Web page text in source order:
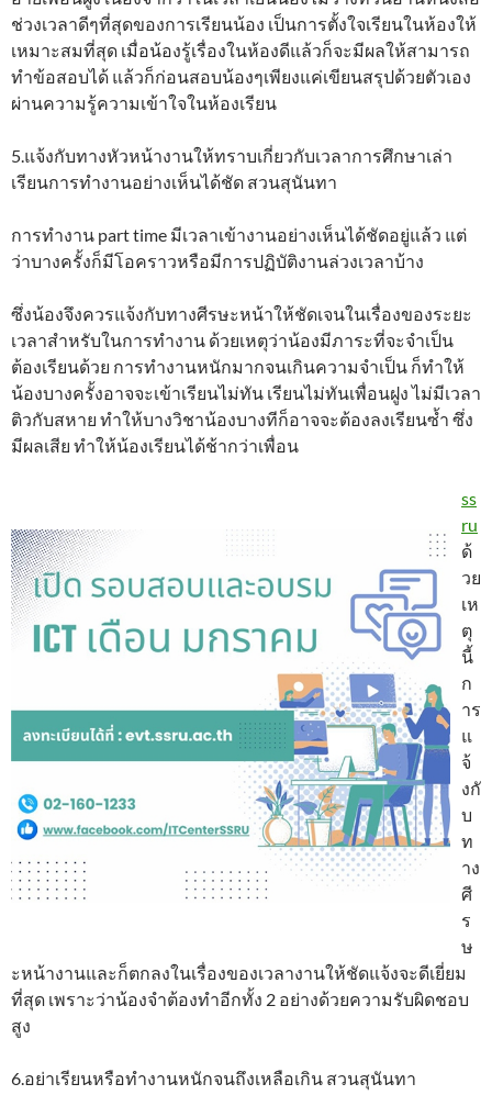
ช่วงเวลาดีๆที่สุดของการเรียนน้อง เป็นการตั้งใจเรียนในห้องให้
เหมาะสมที่สุด เมื่อน้องรู้เรื่องในห้องดีแล้วก็จะมีผลให้สามารถ
ทำข้อสอบได้ แล้วก็ก่อนสอบน้องๆเพียงแค่เขียนสรุปด้วยตัวเอง
ผ่านความรู้ความเข้าใจในห้องเรียน
5.แจ้งกับทางหัวหน้างานให้ทราบเกี่ยวกับเวลาการศึกษาเล่า
เรียนการทำงานอย่างเห็นได้ชัด สวนสุนันทา
การทำงาน part time มีเวลาเข้างานอย่างเห็นได้ชัดอยู่แล้ว แต่
ว่าบางครั้งก็มีโอคราวหรือมีการปฏิบัติงานล่วงเวลาบ้าง
ซึ่งน้องจึงควรแจ้งกับทางศีรษะหน้าให้ชัดเจนในเรื่องของระยะ
เวลาสำหรับในการทำงาน ด้วยเหตุว่าน้องมีภาระที่จะจำเป็น
ต้องเรียนด้วย การทำงานหนักมากจนเกินความจำเป็น ก็ทำให้
น้องบางครั้งอาจจะเข้าเรียนไม่ทัน เรียนไม่ทันเพื่อนฝูง ไม่มีเวลา
ติวกับสหาย ทำให้บางวิชาน้องบางทีก็อาจจะต้องลงเรียนซ้ำ ซึ่ง
มีผลเสีย ทำให้น้องเรียนได้ช้ากว่าเพื่อน
ss
ru
ด้
วย
เห
ตุ
นี้
ก
าร
แ
จ้
งกั
บ
ท
าง
ศี
ร
ษ
ะหน้างานและก็ตกลงในเรื่องของเวลางานให้ชัดแจ้งจะดีเยี่ยม
ที่สุด เพราะว่าน้องจำต้องทำอีกทั้ง 2 อย่างด้วยความรับผิดชอบ
สูง
6.อย่าเรียนหรือทำงานหนักจนถึงเหลือเกิน สวนสุนันทา